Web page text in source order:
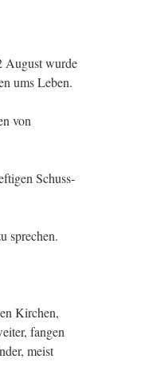
August wurde
ums Leben.
von
Schuss­
sprechen.
Kirchen,
fangen
meist